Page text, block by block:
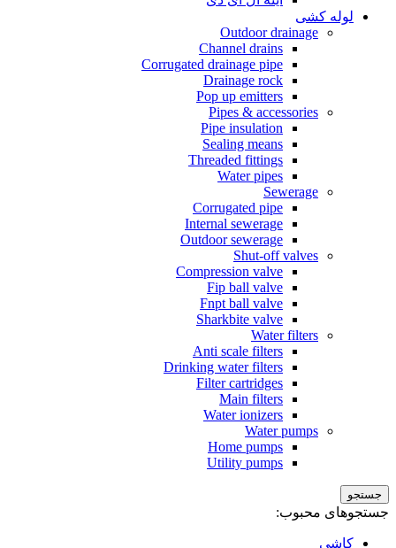
لوله کشی
Outdoor drainage
Channel drains
Corrugated drainage pipe
Drainage rock
Pop up emitters
Pipes & accessories
Pipe insulation
Sealing means
Threaded fittings
Water pipes
Sewerage
Corrugated pipe
Internal sewerage
Outdoor sewerage
Shut-off valves
Compression valve
Fip ball valve
Fnpt ball valve
Sharkbite valve
Water filters
Anti scale filters
Drinking water filters
Filter cartridges
Main filters
Water ionizers
Water pumps
Home pumps
Utility pumps
جستجو
جستجوهای محبوب:
کاشی